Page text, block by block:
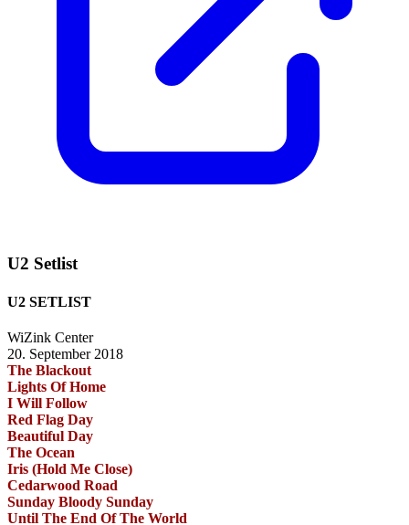
U2 Setlist
U2 SETLIST
WiZink Center
20. September 2018
The Blackout
Lights Of Home
I Will Follow
Red Flag Day
Beautiful Day
The Ocean
Iris (Hold Me Close)
Cedarwood Road
Sunday Bloody Sunday
Until The End Of The World